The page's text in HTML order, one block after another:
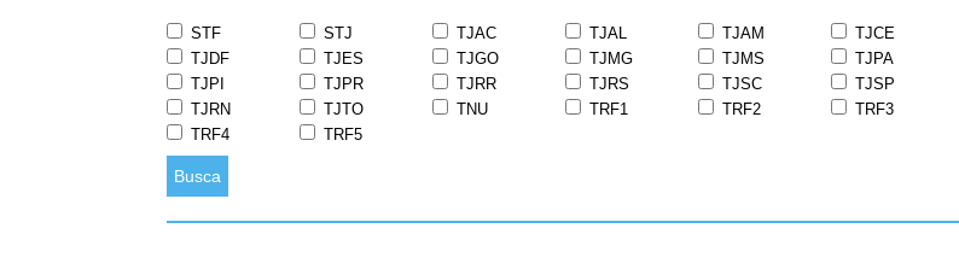
STF STJ TJAC TJAL TJAM
TJCE
TJDF
TJES TJGO TJMG TJMS
TJPA
TJPI
TJPR TJRR TJRS TJSC
TJSP
TJRN
TJTO TNU TRF1 TRF2
TRF3
TRF4
TRF5
Busca